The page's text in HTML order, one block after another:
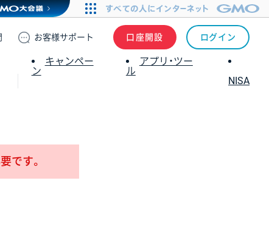
お客様サポート 口座開設 ログイン
キャンペー
ン
アプリ・ツー
ル
NISA
です。